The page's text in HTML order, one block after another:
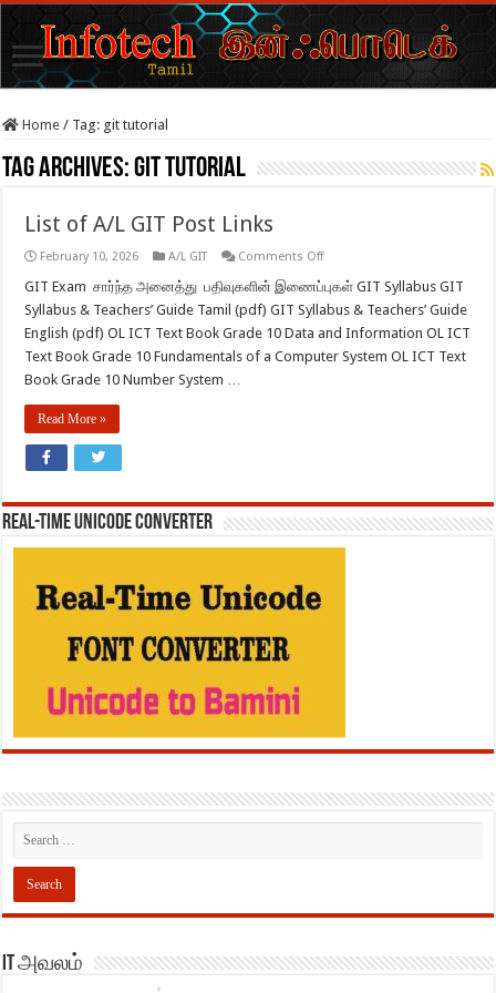
Home / Tag: git tutorial
Tag Archives:git tutorial
List of A/L GIT Post Links
February 10, 2026 A/L GIT Comments Off
GIT Exam சார்ந்த அனைத்து பதிவுகளின் இணைப்புகள் GIT Syllabus GIT
Syllabus & Teachers’ Guide Tamil (pdf) GIT Syllabus & Teachers’ Guide
English (pdf) OL ICT Text Book Grade 10 Data and Information OL ICT
Text Book Grade 10 Fundamentals of a Computer System OL ICT Text
Book Grade 10 Number System …
Read More »
REAL-TIME UNICODE CONVERTER
IT அவலம்